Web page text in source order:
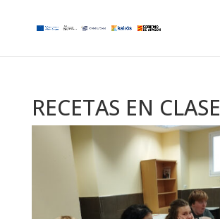
RECETAS EN CLASE